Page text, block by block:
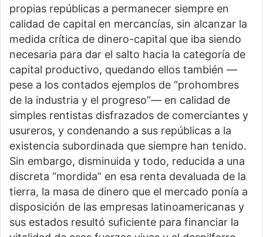
propias repúblicas a permanecer siempre en
calidad de capital en mercancías, sin alcanzar la
medida crítica de dinero-capital que iba siendo
necesaria para dar el salto hacia la categoría de
capital productivo, quedando ellos también —
pese a los contados ejemplos de “prohombres
de la industria y el progreso”— en calidad de
simples rentistas disfrazados de comerciantes y
usureros, y condenando a sus repúblicas a la
existencia subordinada que siempre han tenido.
Sin embargo, disminuida y todo, reducida a una
discreta “mordida” en esa renta devaluada de la
tierra, la masa de dinero que el mercado ponía a
disposición de las empresas latinoamericanas y
sus estados resultó suficiente para financiar la